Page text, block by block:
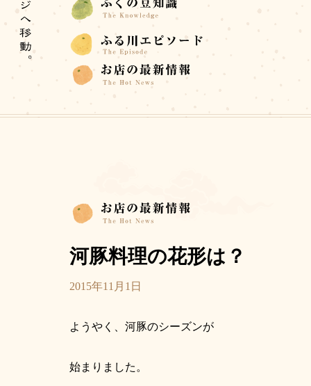
河豚料理の花形は？
2015年11月1日
ようやく、河豚のシーズンが
始まりました。